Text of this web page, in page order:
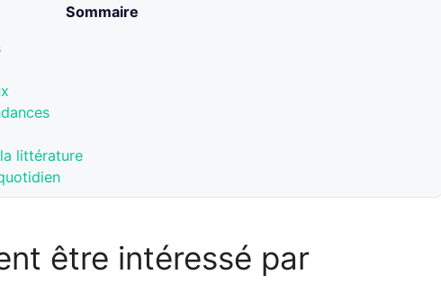
Sommaire
littérature
être intéressé par